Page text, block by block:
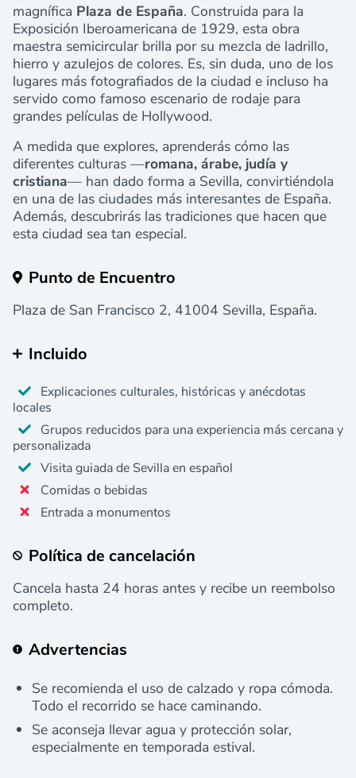
magnífica Plaza de España. Construida para la
Exposición Iberoamericana de 1929, esta obra
maestra semicircular brilla por su mezcla de ladrillo,
hierro y azulejos de colores. Es, sin duda, uno de los
lugares más fotografiados de la ciudad e incluso ha
servido como famoso escenario de rodaje para
grandes películas de Hollywood.
A medida que explores, aprenderás cómo las
diferentes culturas —romana, árabe, judía y
cristiana— han dado forma a Sevilla, convirtiéndola
en una de las ciudades más interesantes de España.
Además, descubrirás las tradiciones que hacen que
esta ciudad sea tan especial.
Punto de Encuentro
Plaza de San Francisco 2, 41004 Sevilla, España.
Incluido
Explicaciones culturales, históricas y anécdotas
locales
Grupos reducidos para una experiencia más cercana y
personalizada
Visita guiada de Sevilla en español
Comidas o bebidas
Entrada a monumentos
Política de cancelación
Cancela hasta 24 horas antes y recibe un reembolso
completo.
Advertencias
Se recomienda el uso de calzado y ropa cómoda.
Todo el recorrido se hace caminando.
Se aconseja llevar agua y protección solar,
especialmente en temporada estival.